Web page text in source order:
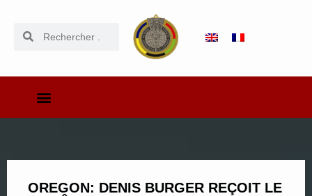
OREGON: DENIS BURGER REÇOIT LE